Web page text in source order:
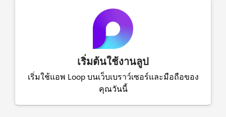
เริ่มต้นใช้งานลูป
เริ่มใช้แอพ Loop บนเว็บเบราว์เซอร์และมือถือของ
คุณวันนี้